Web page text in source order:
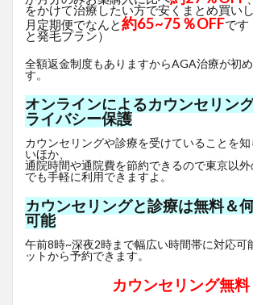
をかけて治療したい方で安くまとめ買い
月定期便でなんと約65~75％OFFです
と発毛プラン）
全額返金制度もありますからAGA治療が初
す。
オンラインによるカウンセリン
ライバシー保護
カウンセリングや診療を受けていることを
いほか、
通院時間や通院費を節約できるので東京以
でも手軽に利用できますよ。
カウンセリングと診療は無料＆
可能
午前8時~深夜2時まで幅広い時間帯に対応可
ットから予約できます。
カウンセリング無料